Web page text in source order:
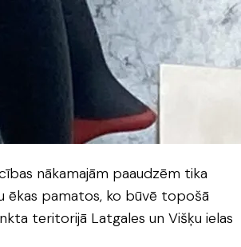
nākamajām paaudzēm tika
ēkas pamatos, ko būvē topošā
teritorijā Latgales un Višķu ielas